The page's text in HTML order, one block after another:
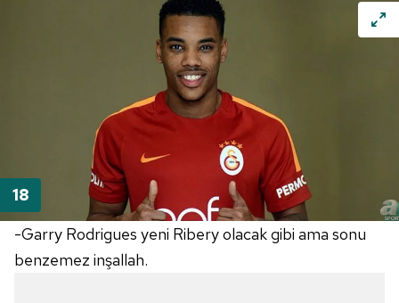
-Garry Rodrigues yeni Ribery olacak gibi ama sonu
benzemez inşallah.